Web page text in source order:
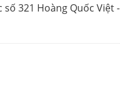
321 Hoàng Quốc Việt -